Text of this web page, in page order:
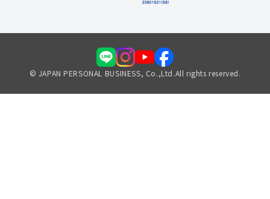
© JAPAN PERSONAL BUSINESS, Co.,Ltd.All rights reserved.